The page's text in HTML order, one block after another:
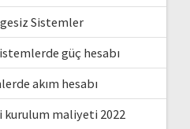
Sistemler
güç hesabı
akım hesabı
kurulum maliyeti 2022